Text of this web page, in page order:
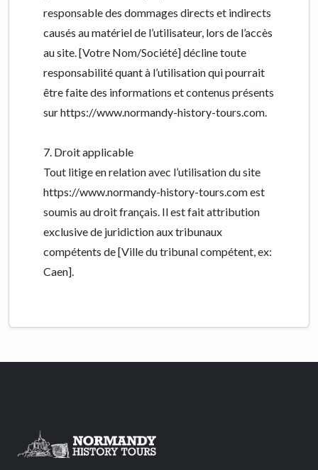
responsable des dommages directs et indirects
causés au matériel de l’utilisateur, lors de l’accès
au site. [Votre Nom/Société] décline toute
responsabilité quant à l’utilisation qui pourrait
être faite des informations et contenus présents
sur https://www.normandy-history-tours.com.
7. Droit applicable
Tout litige en relation avec l’utilisation du site
https://www.normandy-history-tours.com est
soumis au droit français. Il est fait attribution
exclusive de juridiction aux tribunaux
compétents de [Ville du tribunal compétent, ex:
Caen].